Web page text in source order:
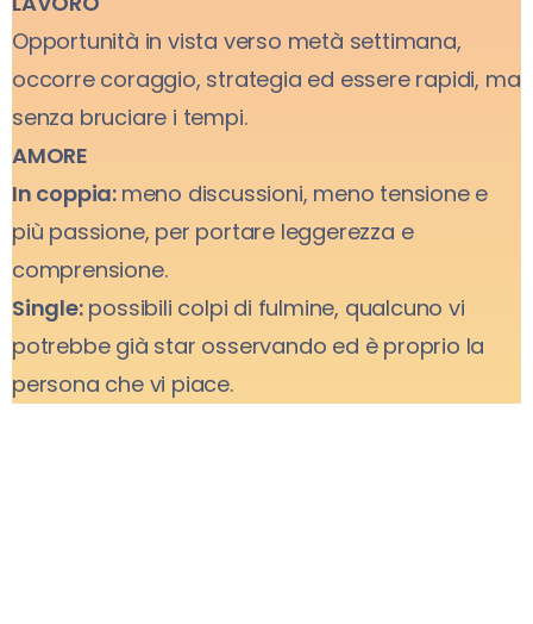
Opportunità in vista verso metà settimana,
occorre coraggio, strategia ed essere rapidi, ma
senza bruciare i tempi.
AMORE
In coppia: meno discussioni, meno tensione e
più passione, per portare leggerezza e
comprensione.
Single:possibili colpi di fulmine, qualcuno vi
potrebbe già star osservando ed è proprio la
persona che vi piace.